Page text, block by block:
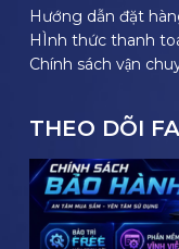
Hướng dẫn đặt
HÌnh thức thanh
Chính sách vận
THEO DÕI